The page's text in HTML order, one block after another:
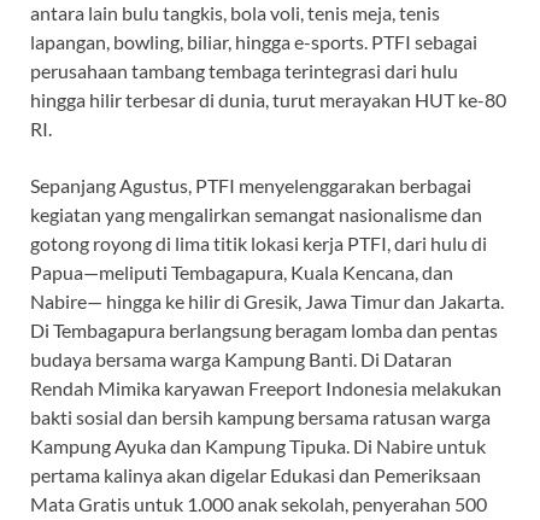
antara lain bulu tangkis, bola voli, tenis meja, tenis
lapangan, bowling, biliar, hingga e-sports. PTFI sebagai
perusahaan tambang tembaga terintegrasi dari hulu
hingga hilir terbesar di dunia, turut merayakan HUT ke-80
RI.
Sepanjang Agustus, PTFI menyelenggarakan berbagai
kegiatan yang mengalirkan semangat nasionalisme dan
gotong royong di lima titik lokasi kerja PTFI, dari hulu di
Papua—meliputi Tembagapura, Kuala Kencana, dan
Nabire— hingga ke hilir di Gresik, Jawa Timur dan Jakarta.
Di Tembagapura berlangsung beragam lomba dan pentas
budaya bersama warga Kampung Banti. Di Dataran
Rendah Mimika karyawan Freeport Indonesia melakukan
bakti sosial dan bersih kampung bersama ratusan warga
Kampung Ayuka dan Kampung Tipuka. Di Nabire untuk
pertama kalinya akan digelar Edukasi dan Pemeriksaan
Mata Gratis untuk 1.000 anak sekolah, penyerahan 500